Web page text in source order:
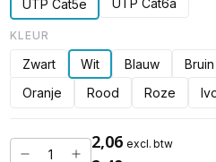
UTP Cat5e UTP Cat6a
KLEUR
Zwart Wit Blauw Bruin
Oranje
Rood Roze
2,06 excl. btw